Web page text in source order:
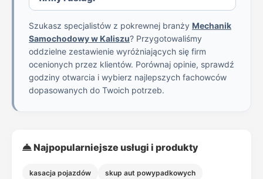
Szukasz specjalistów z pokrewnej branży Mechanik
Samochodowy w Kaliszu? Przygotowaliśmy
oddzielne zestawienie wyróżniających się firm
ocenionych przez klientów. Porównaj opinie, sprawdź
godziny otwarcia i wybierz najlepszych fachowców
dopasowanych do Twoich potrzeb.
Najpopularniejsze usługi i produkty
kasacja pojazdów skup aut powypadkowych